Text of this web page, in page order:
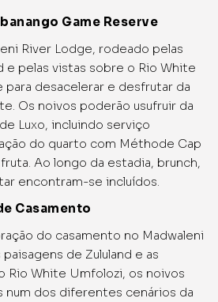
Game Reserve
River Lodge, rodeado pelas
e pelas vistas sobre o Rio White
para desacelerar e desfrutar da
Os noivos poderão usufruir da
Luxo, incluindo serviço
do quarto com Méthode Cap
Ao longo da estadia, brunch,
encontram-se incluídos.
Casamento
do casamento no Madwaleni
de Zululand e as
Rio White Umfolozi, os noivos
dos diferentes cenários da